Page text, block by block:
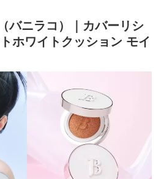
バニラコ）｜カバーリシ
ホワイトクッション モイ